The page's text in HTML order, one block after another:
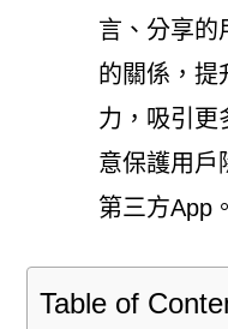
言、分享的
的關係，提
力，吸引更
意保護用戶
第三方App。
Table of